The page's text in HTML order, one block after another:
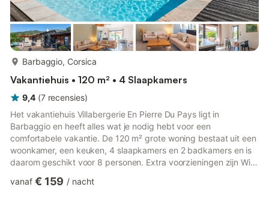
Barbaggio, Corsica
Vakantiehuis • 120 m² • 4 Slaapkamers
9,4 (7 recensies)
Het vakantiehuis Villabergerie En Pierre Du Pays ligt in
Barbaggio en heeft alles wat je nodig hebt voor een
comfortabele vakantie. De 120 m² grote woning bestaat uit een
woonkamer, een keuken, 4 slaapkamers en 2 badkamers en is
daarom geschikt voor 8 personen. Extra voorzieningen zijn Wi-
wasmachine en kinderboeken en speelgoed. Een babybedje en
vanaf € 159 / nacht